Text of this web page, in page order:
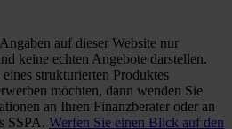
auf dieser Website nur
keine echten Angebote darstellen.
strukturierten Produktes
möchten, dann wenden Sie
an Ihren Finanzberater oder an
SSPA. Werfen Sie einen Blick auf den